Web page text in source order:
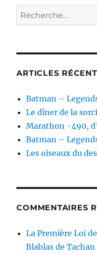
Recherche
pour :
ARTICLES
Batman –
Le dîner de la
Marathon -490,
Batman –
Les oiseaux du
COMMENTAIRES
La Première Loi
Blablas de Tachan